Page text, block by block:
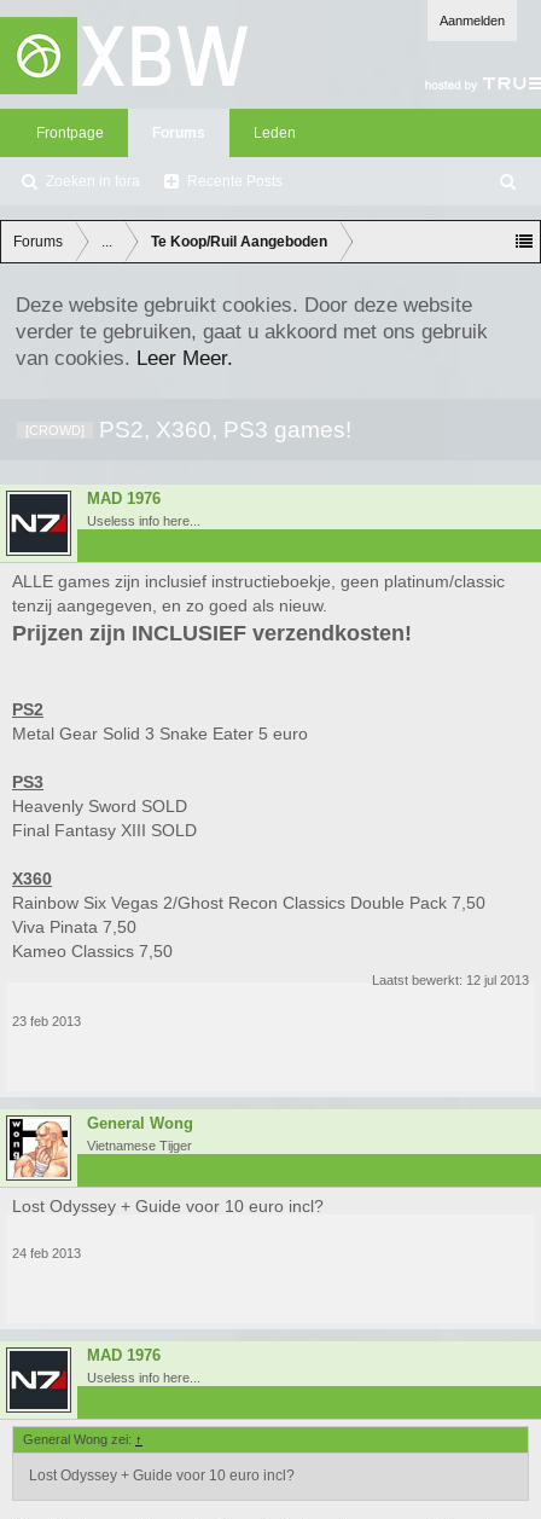
Aanmelden
Frontpage Forums
Zoeken in fora Recente Posts
Leden
oe
ke
n
Forums ... Te Koop/Ruil Aangeboden
Deze website gebruikt cookies. Door deze website
verder te gebruiken, gaat u akkoord met ons gebruik
van cookies. Leer Meer.
[CROWD] PS2, X360, PS3 games!
MAD 1976
Useless info here...
ALLE games zijn inclusief instructieboekje, geen platinum/classic
tenzij aangegeven, en zo goed als nieuw.
Prijzen zijn INCLUSIEF verzendkosten!
PS2
Metal Gear Solid 3 Snake Eater 5 euro
PS3
Heavenly Sword SOLD
Final Fantasy XIII SOLD
X360
Rainbow Six Vegas 2/Ghost Recon Classics Double Pack 7,50
Viva Pinata 7,50
Kameo Classics 7,50
Laatst bewerkt: 12 jul 2013
23 feb 2013
General Wong
Vietnamese Tijger
Lost Odyssey + Guide voor 10 euro incl?
24 feb 2013
MAD 1976
Useless info here...
General Wong zei: ↑
Lost Odyssey + Guide voor 10 euro incl?